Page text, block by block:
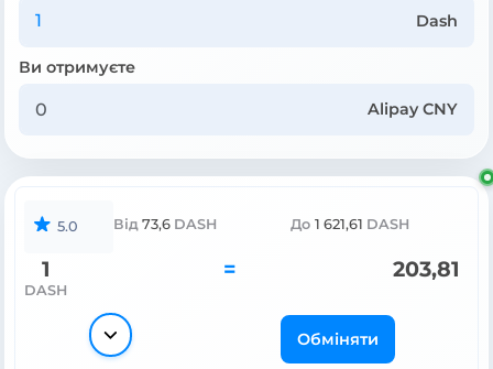
Dash
Ви отримуєте
Alipay CNY
5.0 Від 73,6 DASH До 1 621,61 DASH
1
DASH
= 203,81
Обміняти